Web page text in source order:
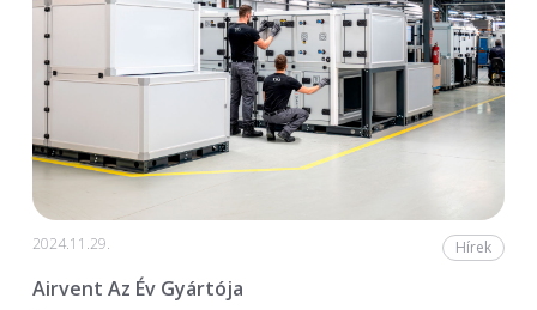
2024.11.29. Hírek
Airvent Az Év Gyártója